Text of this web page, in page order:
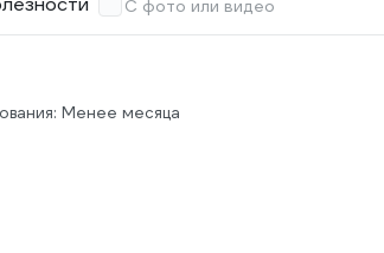
С фото или видео
Менее месяца